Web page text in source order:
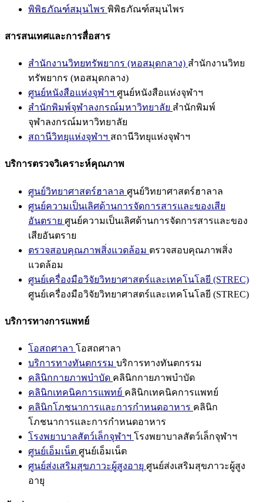
พิพิธภัณฑ์สมุนไพร พิพิธภัณฑ์สมุนไพร
สารสนเทศและการสื่อสาร
สำนักงานวิทยทรัพยากร (หอสมุดกลาง) สำนักงานวิทย
ทรัพยากร (หอสมุดกลาง)
ศูนย์หนังสือแห่งจุฬาฯ ศูนย์หนังสือแห่งจุฬาฯ
สำนักพิมพ์จุฬาลงกรณ์มหาวิทยาลัย สำนักพิมพ์
จุฬาลงกรณ์มหาวิทยาลัย
สถานีวิทยุแห่งจุฬาฯ สถานีวิทยุแห่งจุฬาฯ
บริการตรวจวิเคราะห์คุณภาพ
ศูนย์วิทยาศาสตร์ฮาลาล ศูนย์วิทยาศาสตร์ฮาลาล
ศูนย์ความเป็นเลิศด้านการจัดการสารและของเสีย
อันตราย ศูนย์ความเป็นเลิศด้านการจัดการสารและของ
เสียอันตราย
ตรวจสอบคุณภาพสิ่งแวดล้อม ตรวจสอบคุณภาพสิ่ง
แวดล้อม
ศูนย์เครื่องมือวิจัยวิทยาศาสตร์และเทคโนโลยี (STREC)
ศูนย์เครื่องมือวิจัยวิทยาศาสตร์และเทคโนโลยี (STREC)
บริการทางการแพทย์
โอสถศาลา โอสถศาลา
บริการทางทันตกรรม บริการทางทันตกรรม
คลินิกกายภาพบำบัด คลินิกกายภาพบำบัด
คลินิกเทคนิคการแพทย์ คลินิกเทคนิคการแพทย์
คลินิกโภชนาการและการกำหนดอาหาร คลินิก
โภชนาการและการกำหนดอาหาร
โรงพยาบาลสัตว์เล็กจุฬาฯ โรงพยาบาลสัตว์เล็กจุฬาฯ
ศูนย์เอ็มเน็ต ศูนย์เอ็มเน็ต
ศูนย์ส่งเสริมสุขภาวะผู้สูงอายุ ศูนย์ส่งเสริมสุขภาวะผู้สูง
อายุ